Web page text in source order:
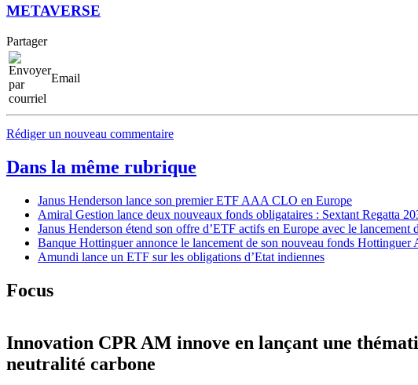
METAVERSE
Partager
Email
Rédiger un nouveau commentaire
Dans la même rubrique
Janus Henderson lance son premier ETF AAA CLO en Europe
Amiral Gestion lance deux nouveaux fonds obligataires : Sextant Regatta
Janus Henderson étend son offre d’ETF actifs en Europe avec le lancement
Banque Hottinguer annonce le lancement de son nouveau fonds
Amundi lance un ETF sur les obligations d’Etat indiennes
Focus
Innovation CPR AM innove en lançant une
neutralité carbone